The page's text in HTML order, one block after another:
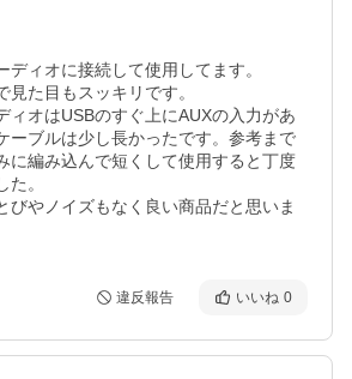
ディオに接続して使用してます。
見た目もスッキリです。
ィオはUSBのすぐ上にAUXの入力があ
ーブルは少し長かったです。参考まで
に編み込んで短くして使用すると丁度
。
びやノイズもなく良い商品だと思いま
違反報告 いいね 0